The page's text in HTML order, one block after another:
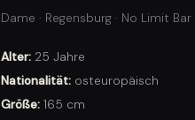
Dame · Regensburg · No Limit
Alter: 25 Jahre
Nationalität: osteuropäisch
Größe: 165 cm